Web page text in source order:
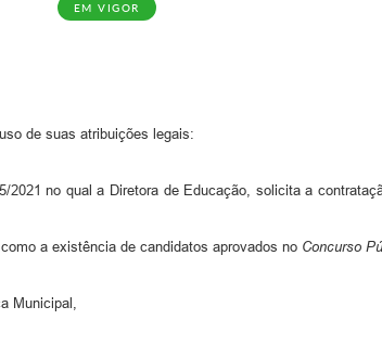
EM VIGOR
de suas atribuições legais:
no qual a Diretora de Educação, solicita a
a existência de candidatos aprovados no Concurso
Municipal,